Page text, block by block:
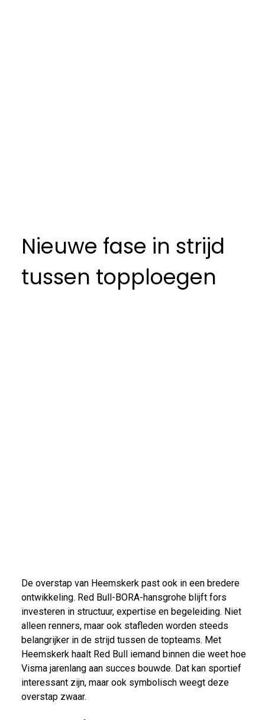
Nieuwe fase in strijd
tussen topploegen
De overstap van Heemskerk past ook in een bredere
ontwikkeling. Red Bull-BORA-hansgrohe blijft fors
investeren in structuur, expertise en begeleiding. Niet
alleen renners, maar ook stafleden worden steeds
belangrijker in de strijd tussen de topteams. Met
Heemskerk haalt Red Bull iemand binnen die weet hoe
Visma jarenlang aan succes bouwde. Dat kan sportief
interessant zijn, maar ook symbolisch weegt deze
overstap zwaar.